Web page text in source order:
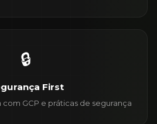
🔒
First
GCP e práticas de segurança